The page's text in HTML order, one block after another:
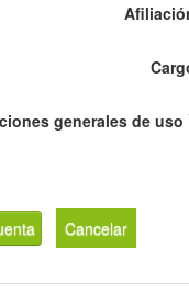
generales de uso
Cancelar